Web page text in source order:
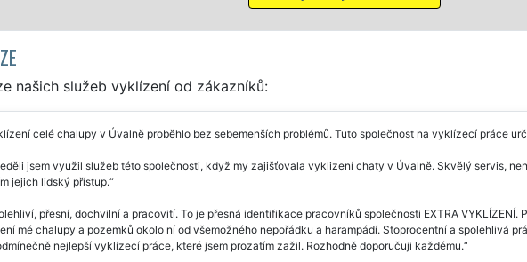
našich služeb vyklízení od zákazníků:
celé chalupy v Úvalně proběhlo bez sebemenších problémů. Tuto společnost na vyklízecí práce
jsem využil služeb této společnosti, když my zajišťovala vyklizení chaty v Úvalně. Skvělý servis,
jejich lidský přístup.
přesní, dochvilní a pracovití. To je přesná identifikace pracovníků společnosti EXTRA VYKLÍZENÍ.
mé chalupy a pozemků okolo ní od všemožného nepořádku a harampádí. Stoprocentní a spolehlivá
nejlepší vyklízecí práce, které jsem prozatím zažil. Rozhodně doporučuji každému.